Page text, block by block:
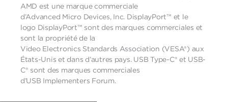
AMD est une marque commerciale
d’Advanced Micro Devices, Inc. DisplayPort™ et le
logo DisplayPort™ sont des marques commerciales et
sont la propriété de la
Video Electronics Standards Association (VESA®) aux
États-Unis et dans d’autres pays. USB Type-C® et USB-
C® sont des marques commerciales
d’USB Implementers Forum.